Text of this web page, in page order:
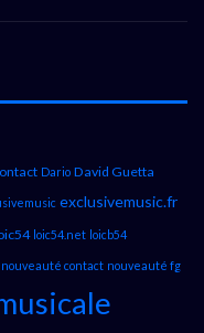
Dario David Guetta
exclusivemusic.fr
loic54.net loicb54
nouveauté contact nouveauté fg